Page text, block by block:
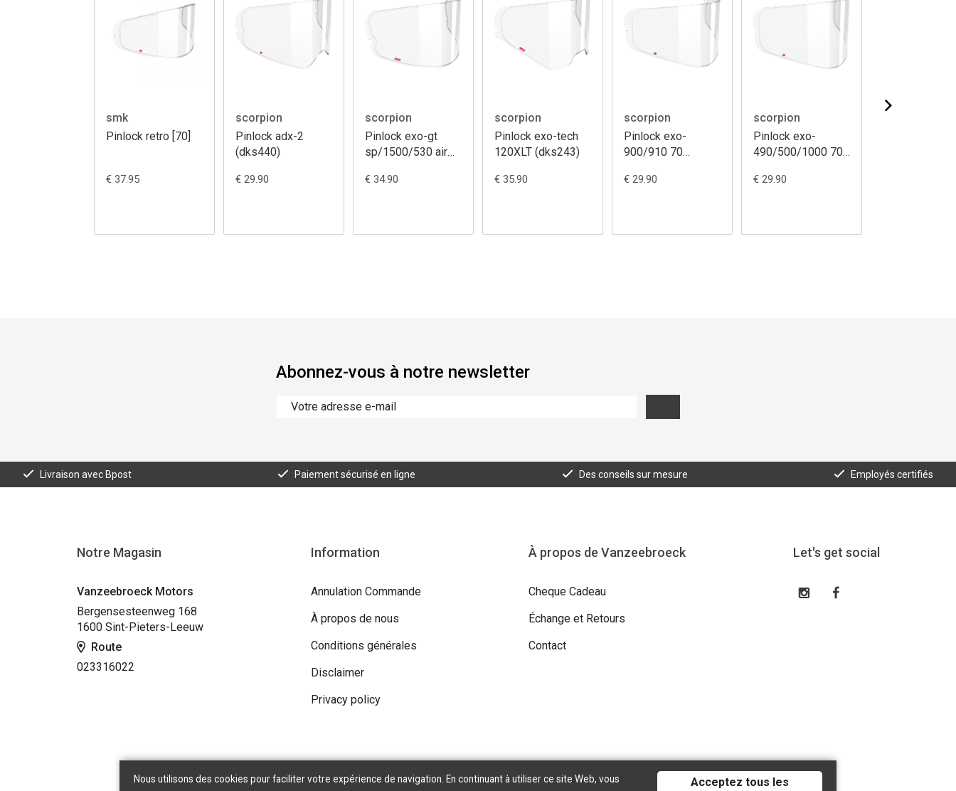
smk
Pinlock retro [70]
€ 37.95
scorpion
Pinlock adx-2
(dks440)
€ 29.90
scorpion
Pinlock exo-gt
sp/1500/530 air
€ 34.90
scorpion
Pinlock exo-tech
120XLT (dks243)
€ 35.90
scorpion
Pinlock exo-
900/910 70
€ 29.90
scorpion
Pinlock exo-
490/500/1000 70
€ 29.90
Abonnez-vous à notre newsletter
Livraison avec Bpost Paiement sécurisé en ligne Des conseils sur mesure Employés certifiés
Notre Magasin
Vanzeebroeck Motors
Bergensesteenweg 168
1600 Sint-Pieters-Leeuw
Route
023316022
Information
Annulation Commande
À propos de nous
Conditions générales
Disclaimer
Privacy policy
À propos de Vanzeebroeck
Cheque Cadeau
Échange et Retours
Contact
Let's get social
Nous utilisons des cookies pour faciliter votre expérience de navigation. En continuant à utiliser ce site Web, vous
Acceptez tous les